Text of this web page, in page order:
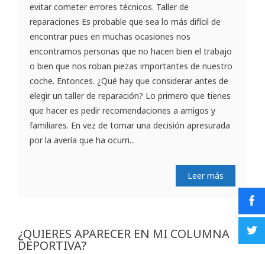
evitar cometer errores técnicos. Taller de
reparaciones Es probable que sea lo más difícil de
encontrar pues en muchas ocasiones nos
encontramos personas que no hacen bien el trabajo
o bien que nos roban piezas importantes de nuestro
coche. Entonces. ¿Qué hay que considerar antes de
elegir un taller de reparación? Lo primero que tienes
que hacer es pedir recomendaciones a amigos y
familiares. En vez de tomar una decisión apresurada
por la avería que ha ocurri...
Leer más
¿QUIERES APARECER EN MI COLUMNA
DEPORTIVA?